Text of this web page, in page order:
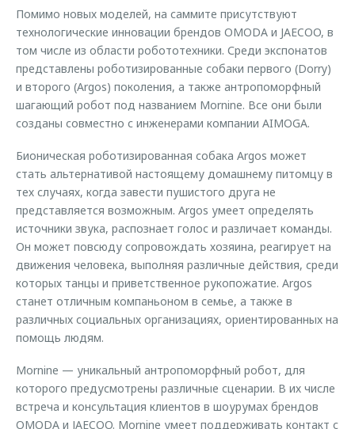
Помимо новых моделей, на саммите присутствуют
технологические инновации брендов OMODA и JAECOO, в
том числе из области робототехники. Среди экспонатов
представлены роботизированные собаки первого (Dorry)
и второго (Argos) поколения, а также антропоморфный
шагающий робот под названием Mornine. Все они были
созданы совместно с инженерами компании AIMOGA.
Бионическая роботизированная собака Argos может
стать альтернативой настоящему домашнему питомцу в
тех случаях, когда завести пушистого друга не
представляется возможным. Argos умеет определять
источники звука, распознает голос и различает команды.
Он может повсюду сопровождать хозяина, реагирует на
движения человека, выполняя различные действия, среди
которых танцы и приветственное рукопожатие. Argos
станет отличным компаньоном в семье, а также в
различных социальных организациях, ориентированных на
помощь людям.
Mornine — уникальный антропоморфный робот, для
которого предусмотрены различные сценарии. В их числе
встреча и консультация клиентов в шоурумах брендов
OMODA и JAECOO. Mornine умеет поддерживать контакт с